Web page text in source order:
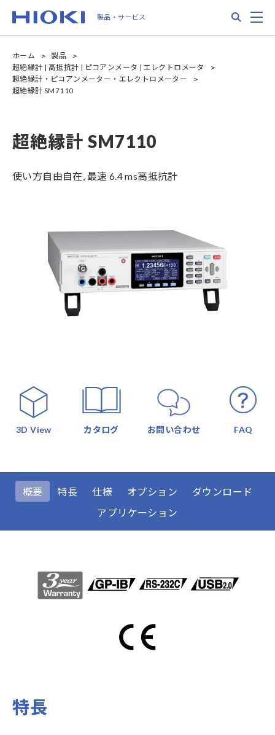
main
製品・サービス
ホーム
製品
超絶縁計 | 高抵抗計 | ピコアンメータ | エレクトロメータ
超絶縁計・ピコアンメーター・エレクトロメーター
超絶縁計 SM7110
超絶縁計 SM7110
使い方自由自在, 最速 6.4 ms高抵抗計
3D View カタログ お問い合わせ FAQ
概要 特長 仕様 オプション
ダウンロード
アプリケーション
特長